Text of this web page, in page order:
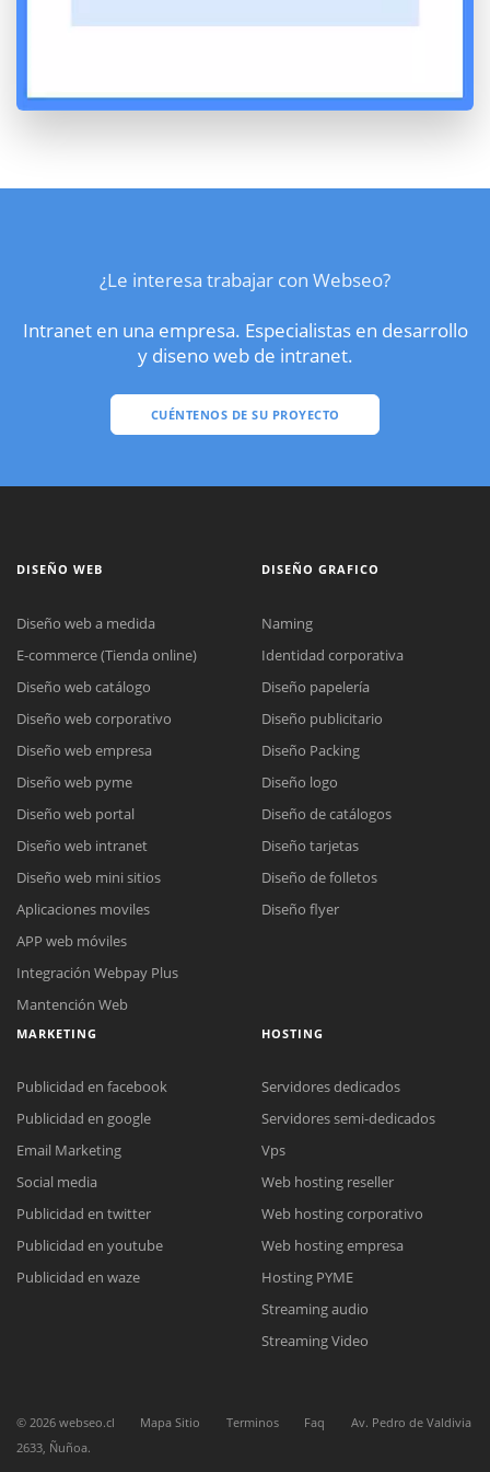
¿Le interesa trabajar con Webseo?
Intranet en una empresa. Especialistas en desarrollo
y diseno web de intranet.
CUÉNTENOS DE SU PROYECTO
Reunión online
Nuestros ejecutivos le enviarán un correo electrónico con el enlace a
Meet para la reunión online.
Cotización
Todos nuestros ejecutivos están fuera de línea. Complete el formulario
DISEÑO WEB
Diseño web a medida
E-commerce (Tienda online)
Diseño web catálogo
Diseño web corporativo
Diseño web empresa
Diseño web pyme
Diseño web portal
Diseño web intranet
Diseño web mini sitios
Aplicaciones moviles
APP web móviles
Integración Webpay Plus
Mantención Web
DISEÑO GRAFICO
Naming
Identidad corporativa
Diseño papelería
Diseño publicitario
Diseño Packing
Diseño logo
Diseño de catálogos
Diseño tarjetas
Diseño de folletos
Diseño flyer
MARKETING
Publicidad en facebook
Publicidad en google
Email Marketing
Social media
Publicidad en twitter
Publicidad en youtube
Publicidad en waze
HOSTING
Servidores dedicados
Servidores semi-dedicados
Vps
Web hosting reseller
Web hosting corporativo
Web hosting empresa
Hosting PYME
Streaming audio
Streaming Video
© 2026 webseo.cl Mapa Sitio Terminos Faq
Av. Pedro de Valdivia
2633, Ñuñoa.